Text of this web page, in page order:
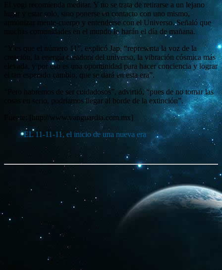
El yogi recomienda meditar. Y no se trata de retirarse a un lejano
lugar y estar solo, sino ponerse en contacto con uno mismo,
armonizar mente-cuerpo y entenderse con el Universo. Señaló que
muchas comunidades en el mundo lo harán el día de mañana.
“Y es que el número 11”, explicó Jap, “representa la voz de la
creación, la energía creadora del universo, la vibración cósmica más
elevada, y por eso es una oportunidad para hacer conciencia y lograr
el tan esperado cambio, que se dará en esta era”.
“Pero habremos de ser cuidadosos”, advirtió, “pues de no tomar las
cosas en serio, podríamos llegar al borde de la extinción”.
Fuente: [http://www.vanguardia.com.mx]
EL 11-11-11, el inicio de una nueva era